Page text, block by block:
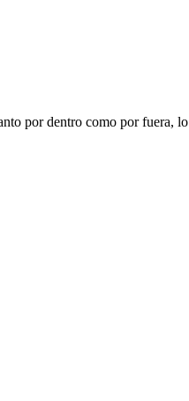
por dentro como por fuera,